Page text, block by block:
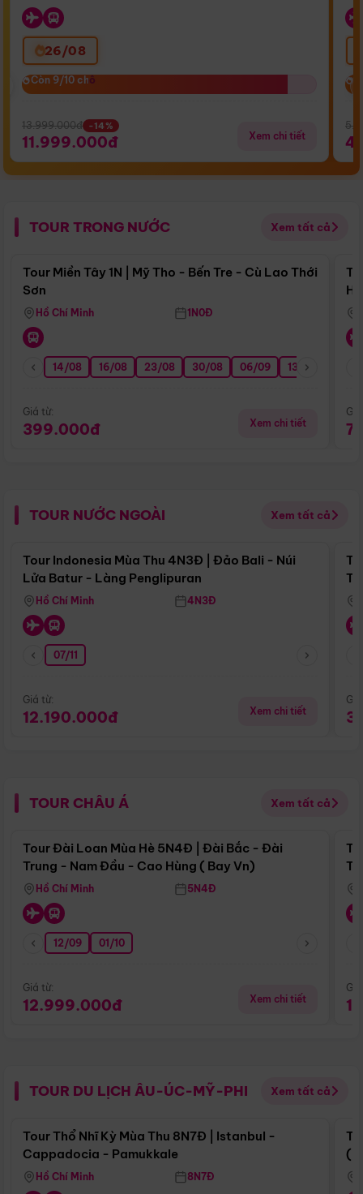
26/08
Còn 9/10 chỗ
Còn 9/10 chỗ
13.999.000đ -14%
11.999.000đ Xem chi tiết
TOUR TRONG NƯỚC Xem tất cả
Điểm nổi bật
Tour Miền Tây 1N | Mỹ Tho - Bến Tre - Cù Lao Thới
Sơn
Hồ Chí Minh 1N0Đ
14/08 16/08 23/08 30/08 06/09 13/09
Giá từ:
399.000đ Xem chi tiết
TOUR NƯỚC NGOÀI Xem tất cả
Điểm nổi bật
Tour Indonesia Mùa Thu 4N3Đ | Đảo Bali - Núi
Lửa Batur - Làng Penglipuran
Hồ Chí Minh 4N3Đ
07/11
Giá từ:
12.190.000đ Xem chi tiết
TOUR CHÂU Á Xem tất cả
Điểm nổi bật
Tour Đài Loan Mùa Hè 5N4Đ | Đài Bắc - Đài
Trung - Nam Đầu - Cao Hùng ( Bay Vn)
Hồ Chí Minh 5N4Đ
12/09 01/10
Giá từ:
12.999.000đ Xem chi tiết
TOUR DU LỊCH ÂU-ÚC-MỸ-PHI Xem tất cả
Điểm nổi bật
Tour Thổ Nhĩ Kỳ Mùa Thu 8N7Đ | Istanbul -
Cappadocia - Pamukkale
Hồ Chí Minh 8N7Đ